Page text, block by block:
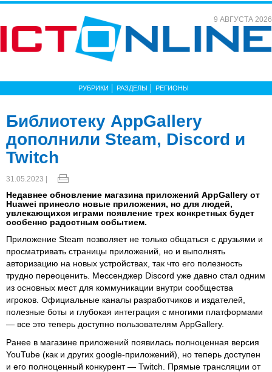
9 АВГУСТА 2026
РУБРИКИ РАЗДЕЛЫ РЕГИОНЫ
Библиотеку AppGallery
дополнили Steam, Discord и
Twitch
31.05.2023 |
Недавнее обновление магазина приложений AppGallery от
Huawei принесло новые приложения, но для людей,
увлекающихся играми появление трех конкретных будет
особенно радостным событием.
Приложение Steam позволяет не только общаться с друзьями и
просматривать страницы приложений, но и выполнять
авторизацию на новых устройствах, так что его полезность
трудно переоценить. Мессенджер Discord уже давно стал одним
из основных мест для коммуникации внутри сообщества
игроков. Официальные каналы разработчиков и издателей,
полезные боты и глубокая интеграция с многими платформами
— все это теперь доступно пользователям AppGallery.
Ранее в магазине приложений появилась полноценная версия
YouTube (как и других google-приложений), но теперь доступен
и его полноценный конкурент — Twitch. Прямые трансляции от